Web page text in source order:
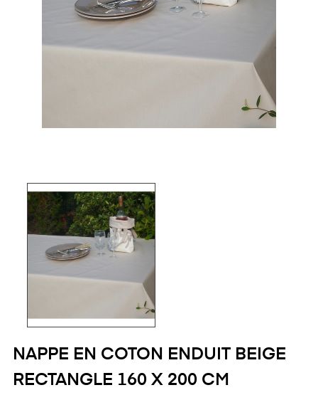
NAPPE EN COTON ENDUIT BEIGE
RECTANGLE 160 X 200 CM